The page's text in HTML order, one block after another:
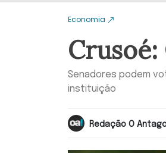
Economia
Senadores podem
instituição
Redação O